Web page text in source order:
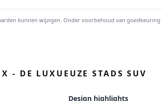
kunnen wijzigen. Onder voorbehoud van goedkeuring
X - DE LUXUEUZE STADS SUV
Design highlights